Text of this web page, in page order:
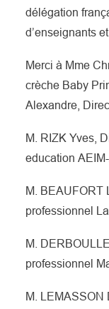
délégation
d’enseignants
Merci à Mme
crèche Baby
Alexandre, D
M. RIZK Yves, D
education
M. BEAUFORT
professionnel
M.
professionnel
M. LEMASSON